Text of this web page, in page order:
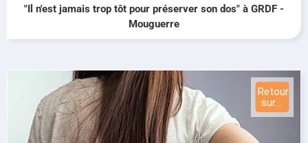
"Il n'est jamais trop tôt pour préserver son dos" à GRDF -
Mouguerre